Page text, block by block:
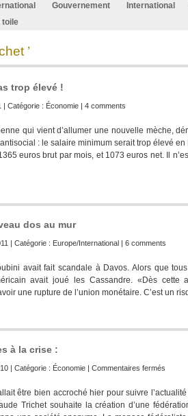
Gouvernement International
toile
’
trop élevé !
| Catégorie : Économie | 4 comments
qui vient d’allumer une nouvelle mèche,
: le salaire minimum serait trop élevé
euros brut par mois, et 1073 euros net. Il
dos au mur
| Catégorie : Europe/International | 6 comments
avait fait scandale à Davos. Alors que
avait joué les Cassandre. «Dès
une rupture de l’union monétaire. C’est un
à la crise :
| Catégorie : Économie | Commentaires fermés
de
être bien accroché hier pour suivre
Trichet souhaite la création d’une